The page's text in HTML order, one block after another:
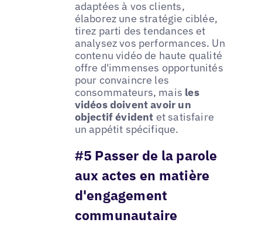
adaptées à vos clients,
élaborez une stratégie ciblée,
tirez parti des tendances et
analysez vos performances. Un
contenu vidéo de haute qualité
offre d'immenses opportunités
pour convaincre les
consommateurs, mais les
vidéos doivent avoir un
objectif évident et satisfaire
un appétit spécifique.
#5 Passer de la parole
aux actes en matière
d'engagement
communautaire